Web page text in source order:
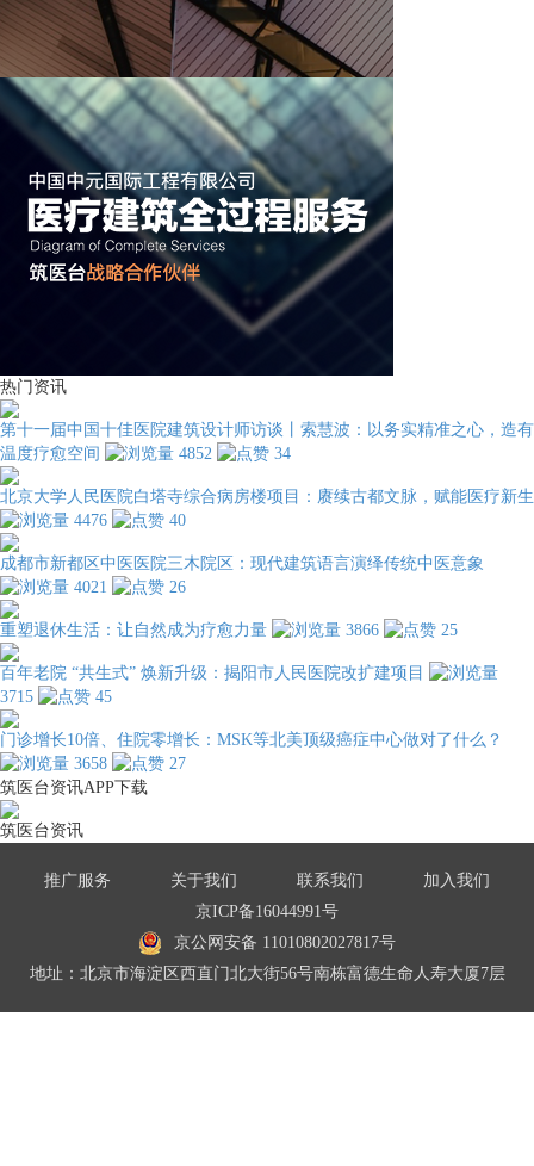
热门资讯
第十一届中国十佳医院建筑设计师访谈丨索慧波：以务实精准之心，造有
温度疗愈空间
4852 34
北京大学人民医院白塔寺综合病房楼项目：赓续古都文脉，赋能医疗新生
4476
40
成都市新都区中医医院三木院区：现代建筑语言演绎传统中医意象
4021
26
重塑退休生活：让自然成为疗愈力量 3866 25
百年老院 “共生式” 焕新升级：揭阳市人民医院改扩建项目
3715
45
门诊增长10倍、住院零增长：MSK等北美顶级癌症中心做对了什么？
3658
27
筑医台资讯APP下载
筑医台资讯
推广服务 关于我们 联系我们
加入我们
京ICP备16044991号
京公网安备 11010802027817号
地址：北京市海淀区西直门北大街56号南栋富德生命人寿大厦7层